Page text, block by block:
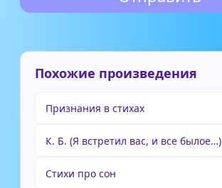
Похожие произведения
Признания в стихах
К. Б. (Я встретил вас, и все былое…)
Стихи про сон